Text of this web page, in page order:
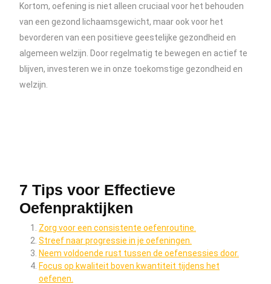
Kortom, oefening is niet alleen cruciaal voor het behouden
van een gezond lichaamsgewicht, maar ook voor het
bevorderen van een positieve geestelijke gezondheid en
algemeen welzijn. Door regelmatig te bewegen en actief te
blijven, investeren we in onze toekomstige gezondheid en
welzijn.
7 Tips voor Effectieve
Oefenpraktijken
Zorg voor een consistente oefenroutine.
Streef naar progressie in je oefeningen.
Neem voldoende rust tussen de oefensessies door.
Focus op kwaliteit boven kwantiteit tijdens het
oefenen.